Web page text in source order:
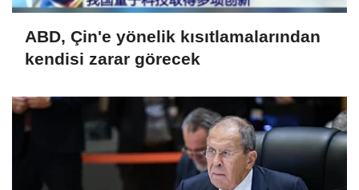
ABD, Çin'e yönelik kısıtlamalarından
kendisi zarar görecek